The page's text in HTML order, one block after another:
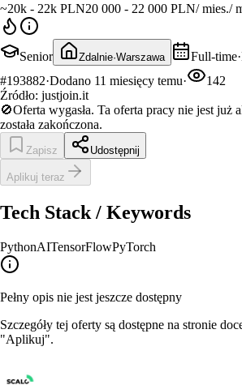
~20k - 22k PLN20 000 - 22 000 PLN/mies./
Senior Zdalnie·Warszawa Full-time·
#193882·Dodano 11 miesięcy temu·
142
Źródło: justjoin.it
🚫Oferta wygasła. Ta oferta pracy nie jest już
została zakończona.
Zapisz Udostępnij
Aplikuj teraz
Tech Stack / Keywords
PythonAITensorFlowPyTorch
Pełny opis nie jest jeszcze dostępny
Szczegóły tej oferty są dostępne na stronie
"Aplikuj".